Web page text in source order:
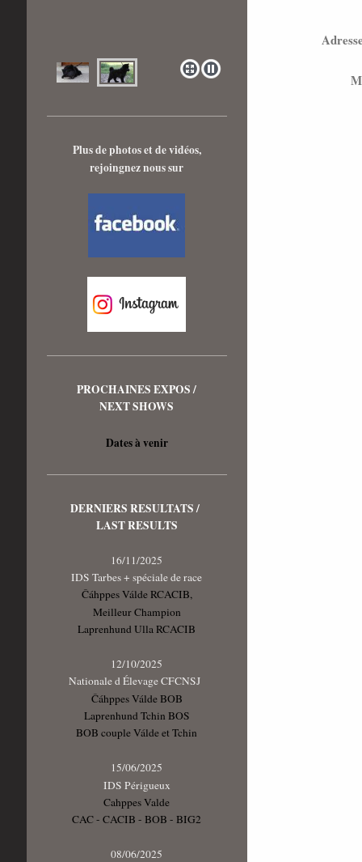
Plus de photos et de vidéos,
rejoingnez nous sur
PROCHAINES EXPOS /
NEXT SHOWS
Dates à venir
DERNIERS RESULTATS /
LAST RESULTS
16/11/2025
IDS Tarbes + spéciale de race
Čáhppes Válde RCACIB,
Meilleur Champion
Laprenhund Ulla RCACIB
12/10/2025
Nationale d Élevage CFCNSJ
Čáhppes Válde BOB
Laprenhund Tchin BOS
BOB couple Válde et Tchin
15/06/2025
IDS Périgueux
Cahppes Valde
CAC - CACIB - BOB - BIG2
08/06/2025